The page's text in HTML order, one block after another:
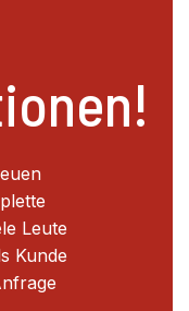
Leute
Kunde